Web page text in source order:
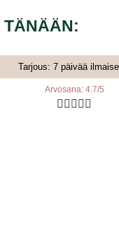
TÄNÄÄN:
Tarjous: 7 päivää
Arvosana: 4.7/5
    